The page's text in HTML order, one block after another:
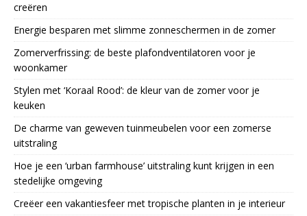
creëren
Energie besparen met slimme zonneschermen in de zomer
Zomerverfrissing: de beste plafondventilatoren voor je
woonkamer
Stylen met ‘Koraal Rood’: de kleur van de zomer voor je
keuken
De charme van geweven tuinmeubelen voor een zomerse
uitstraling
Hoe je een ‘urban farmhouse’ uitstraling kunt krijgen in een
stedelijke omgeving
Creëer een vakantiesfeer met tropische planten in je interieur